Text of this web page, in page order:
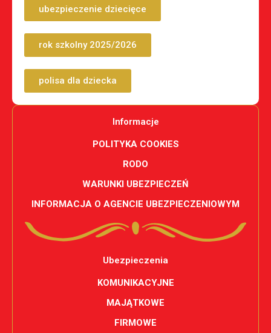
ubezpieczenie dziecięce
rok szkolny 2025/2026
polisa dla dziecka
Informacje
POLITYKA COOKIES
RODO
WARUNKI UBEZPIECZEŃ
INFORMACJA O AGENCIE UBEZPIECZENIOWYM
Ubezpieczenia
KOMUNIKACYJNE
MAJĄTKOWE
FIRMOWE